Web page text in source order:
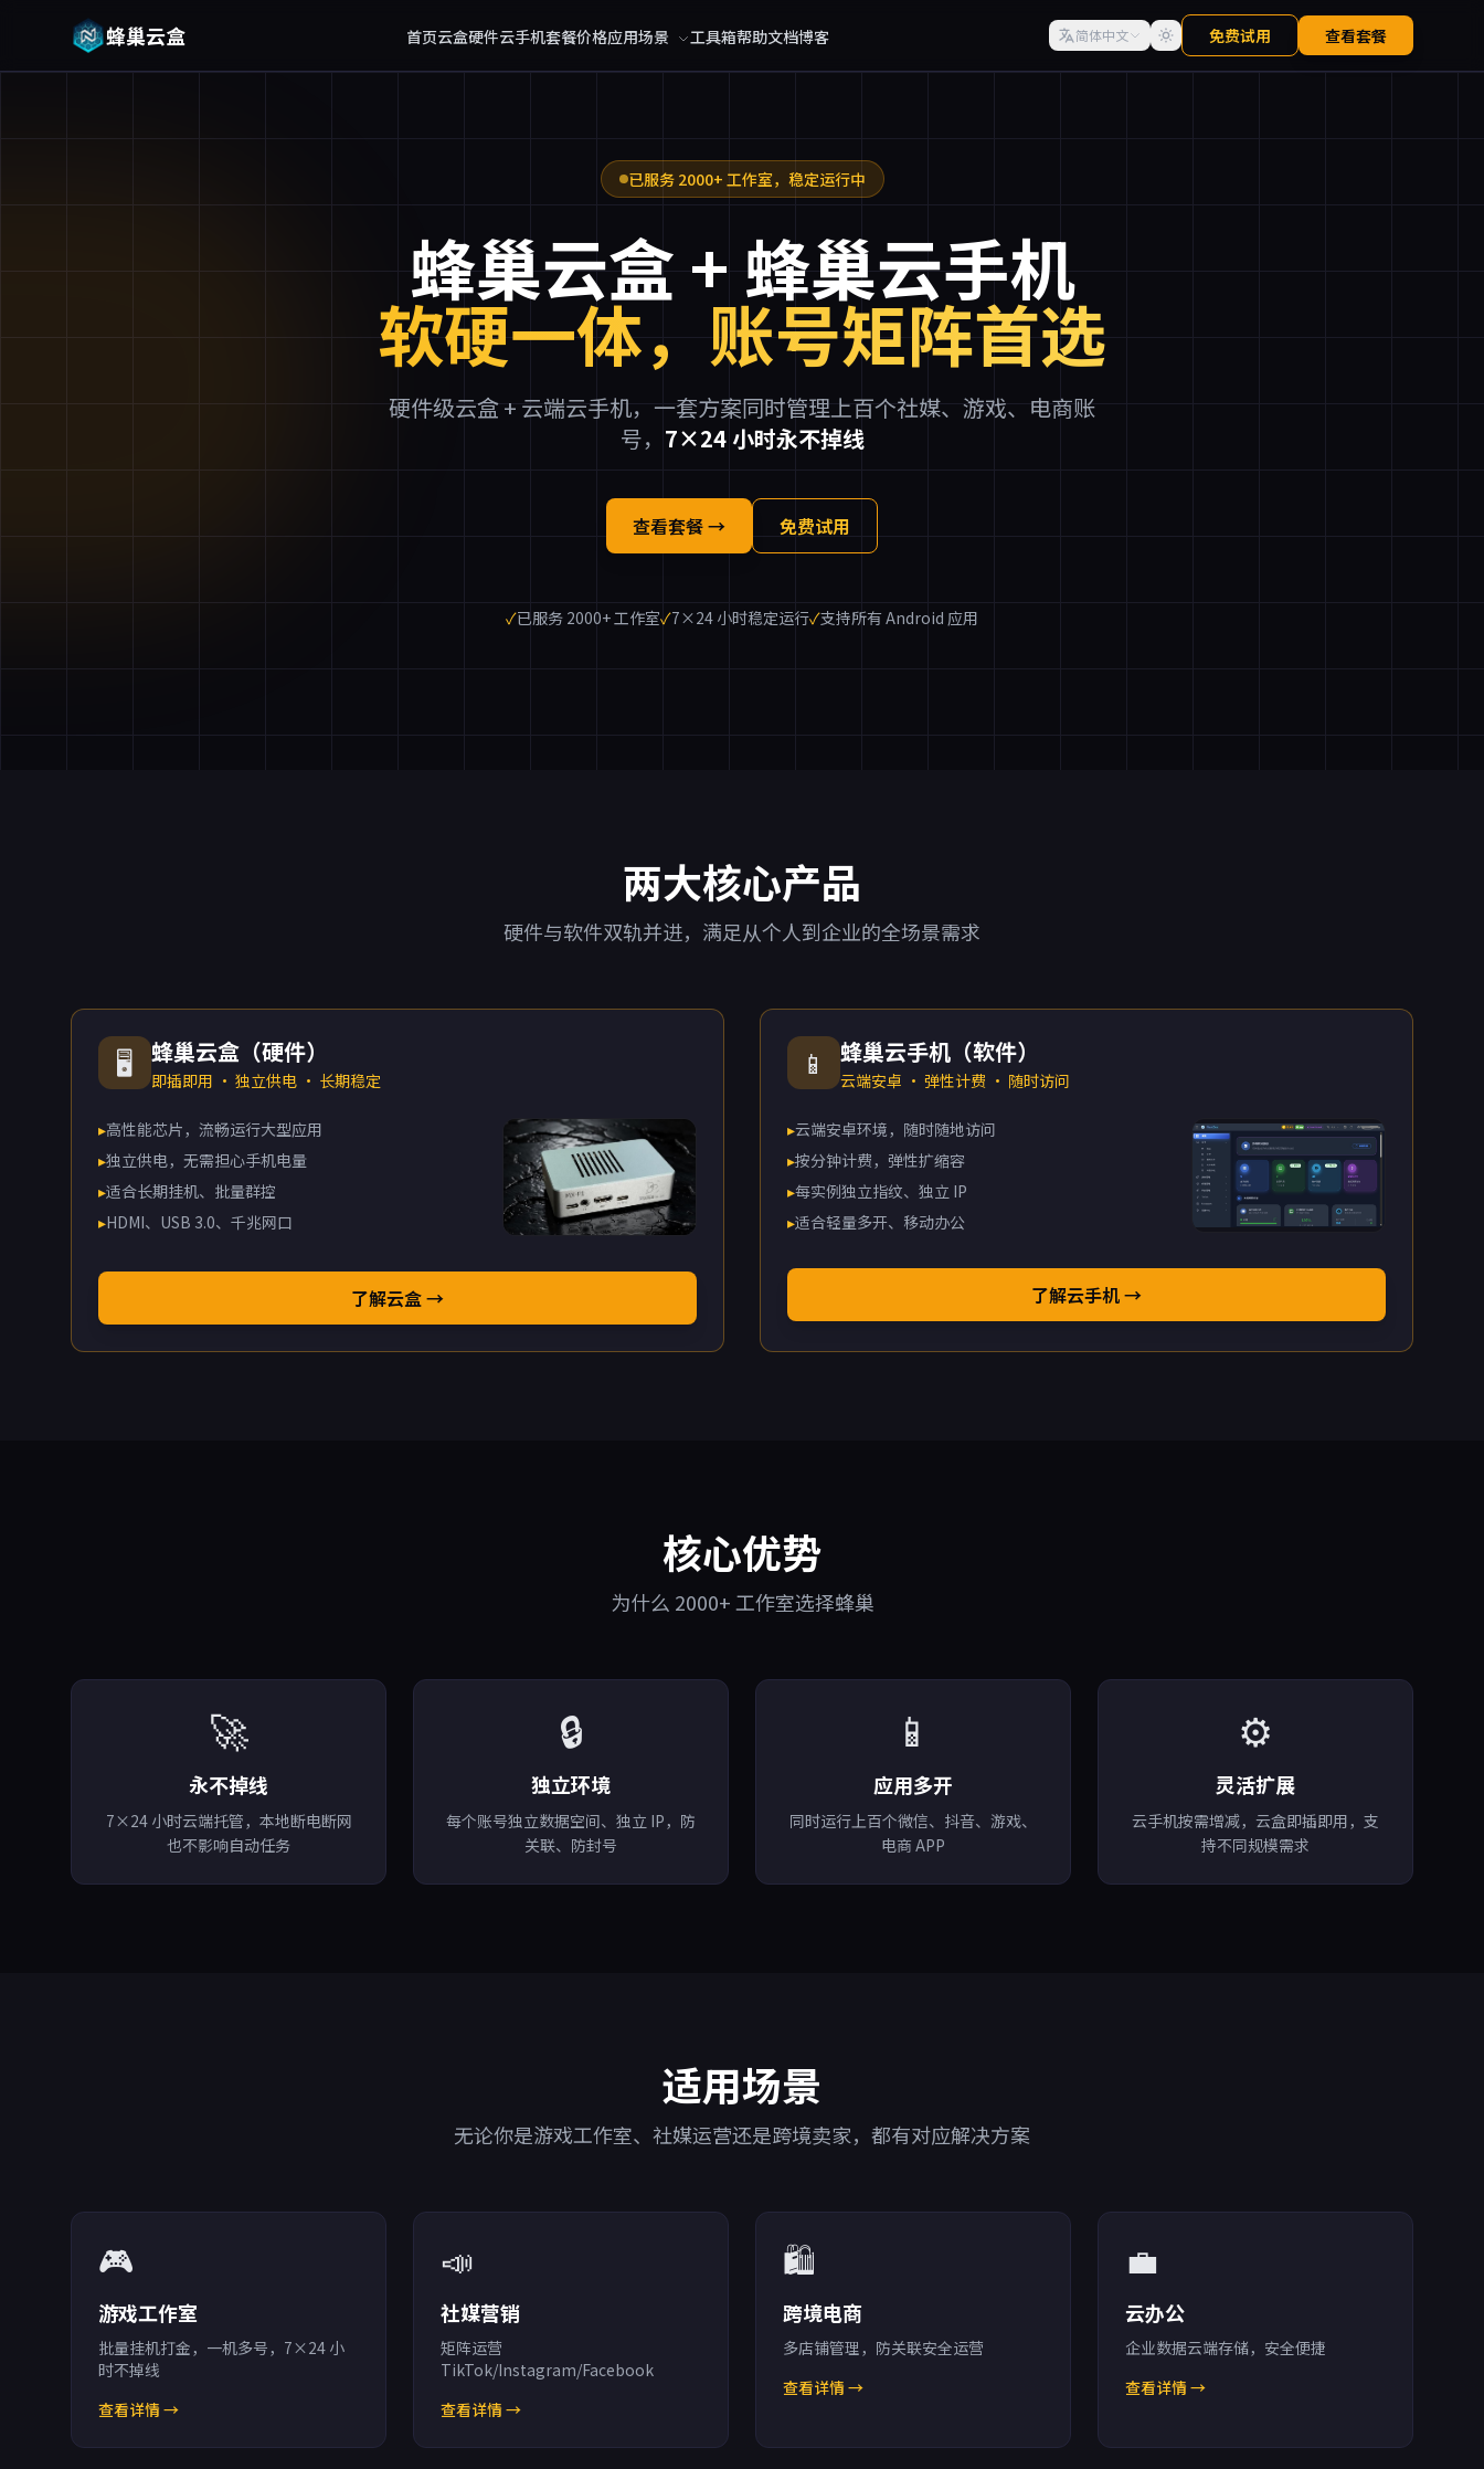
蜂巢云盒 首页云盒硬件云手机套餐价格应用场景 工具箱帮助文档博客 简体中文 免费试用 查看套餐
已服务 2000+ 工作室，稳定运行中
蜂巢云盒 + 蜂巢云手机
软硬一体，账号矩阵首选
硬件级云盒 + 云端云手机，一套方案同时管理上百个社媒、游戏、电商账
号， 7×24 小时永不掉线
查看套餐 → 免费试用
✓已服务 2000+ 工作室✓7×24 小时稳定运行✓支持所有 Android 应用
两大核心产品
硬件与软件双轨并进，满足从个人到企业的全场景需求
🖥️ 蜂巢云盒（硬件）
即插即用 · 独立供电 · 长期稳定
▸高性能芯片，流畅运行大型应用
▸独立供电，无需担心手机电量
▸适合长期挂机、批量群控
▸HDMI、USB 3.0、千兆网口
了解云盒 →
📱 蜂巢云手机（软件）
云端安卓 · 弹性计费 · 随时访问
▸云端安卓环境，随时随地访问
▸按分钟计费，弹性扩缩容
▸每实例独立指纹、独立 IP
▸适合轻量多开、移动办公
了解云手机 →
核心优势
为什么 2000+ 工作室选择蜂巢
🚀
永不掉线
7×24 小时云端托管，本地断电断网
也不影响自动任务
🔒
独立环境
每个账号独立数据空间、独立 IP，防
关联、防封号
📱
应用多开
同时运行上百个微信、抖音、游戏、
电商 APP
⚙️
灵活扩展
云手机按需增减，云盒即插即用，支
持不同规模需求
适用场景
无论你是游戏工作室、社媒运营还是跨境卖家，都有对应解决方案
🎮
游戏工作室
批量挂机打金，一机多号，7×24 小
时不掉线
查看详情 →
📣
社媒营销
矩阵运营
TikTok/Instagram/Facebook
查看详情 →
🛍️
跨境电商
多店铺管理，防关联安全运营
查看详情 →
💼
云办公
企业数据云端存储，安全便捷
查看详情 →